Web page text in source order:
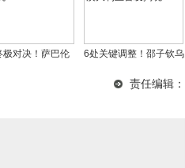
极对决！萨巴伦
6处关键调整！邵子钦乌
国女足半决赛战澳大利
责任编辑：